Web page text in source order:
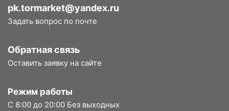
pk.tormarket@yandex.ru
Задать вопрос по почте
Обратная связь
Оставить заявку на сайте
Режим работы
С 8:00 до 20:00 Без выходных